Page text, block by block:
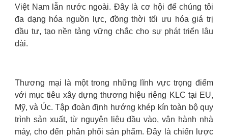
Việt Nam lẫn nước ngoài. Đây là cơ hội để chúng tôi
đa dạng hóa nguồn lực, đồng thời tối ưu hóa giá trị
đầu tư, tạo nền tảng vững chắc cho sự phát triển lâu
dài.
Thương mại là một trong những lĩnh vực trọng điểm
với mục tiêu xây dựng thương hiệu riêng KLC tại EU,
Mỹ, và Úc. Tập đoàn định hướng khép kín toàn bộ quy
trình sản xuất, từ nguyên liệu đầu vào, vận hành nhà
máy, cho đến phân phối sản phẩm. Đây là chiến lược